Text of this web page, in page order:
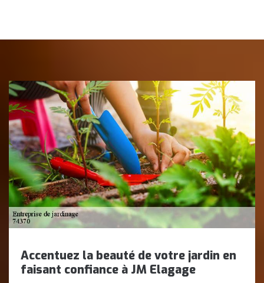
Accentuez la beauté de votre jardin en
faisant confiance à JM Elagage